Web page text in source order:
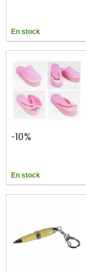
En stock
-10%
En stock